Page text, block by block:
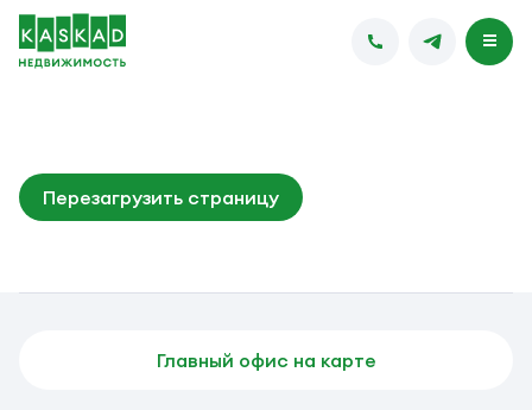
Перезагрузить страницу
Главный офис на карте